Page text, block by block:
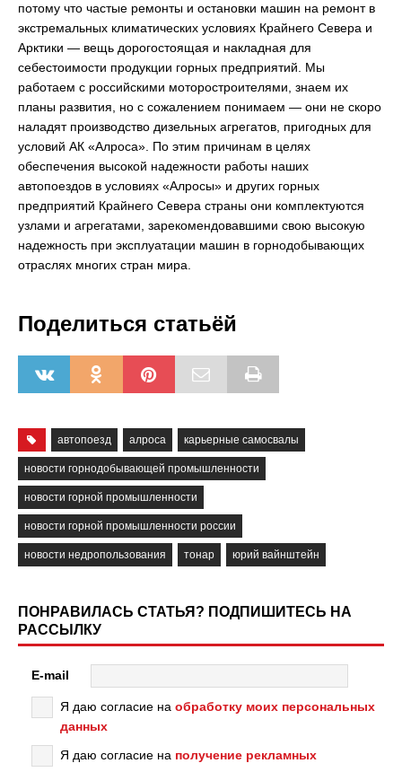
потому что частые ремонты и остановки машин на ремонт в
экстремальных климатических условиях Крайнего Севера и
Арктики — вещь дорогостоящая и накладная для
себестоимости продукции горных предприятий. Мы
работаем с российскими моторостроителями, знаем их
планы развития, но с сожалением понимаем — они не скоро
наладят производство дизельных агрегатов, пригодных для
условий АК «Алроса». По этим причинам в целях
обеспечения высокой надежности работы наших
автопоездов в условиях «Алросы» и других горных
предприятий Крайнего Севера страны они комплектуются
узлами и агрегатами, зарекомендовавшими свою высокую
надежность при эксплуатации машин в горнодобывающих
отраслях многих стран мира.
Поделиться статьёй
автопоезд алроса карьерные самосвалы
новости горнодобывающей промышленности
новости горной промышленности
новости горной промышленности россии
новости недропользования тонар юрий вайнштейн
ПОНРАВИЛАСЬ СТАТЬЯ? ПОДПИШИТЕСЬ НА
РАССЫЛКУ
E-mail
Я даю согласие на обработку моих персональных
данных
Я даю согласие на получение рекламных